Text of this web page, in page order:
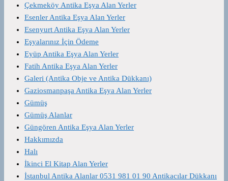
Çekmeköy Antika Eşya Alan Yerler
Esenler Antika Eşya Alan Yerler
Esenyurt Antika Eşya Alan Yerler
Eşyalarınız İçin Ödeme
Eyüp Antika Eşya Alan Yerler
Fatih Antika Eşya Alan Yerler
Galeri (Antika Obje ve Antika Dükkanı)
Gaziosmanpaşa Antika Eşya Alan Yerler
Gümüş
Gümüş Alanlar
Güngören Antika Eşya Alan Yerler
Hakkımızda
Halı
İkinci El Kitap Alan Yerler
İstanbul Antika Alanlar 0531 981 01 90 Antikacılar Dükkanı